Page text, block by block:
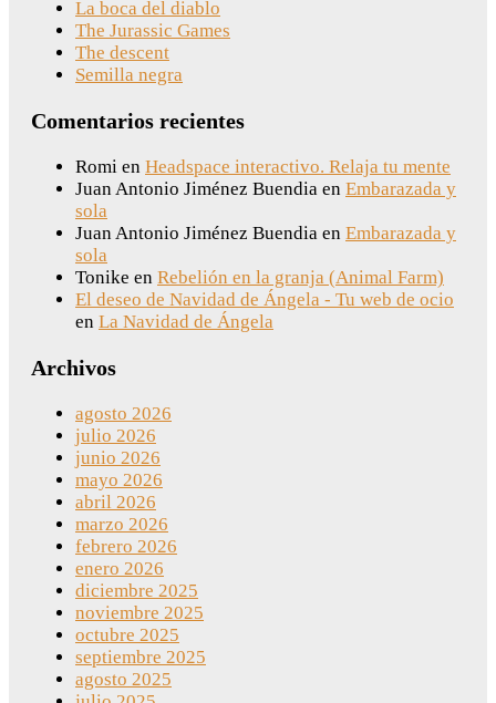
La boca del diablo
The Jurassic Games
The descent
Semilla negra
Comentarios recientes
Romi en Headspace interactivo. Relaja tu mente
Juan Antonio Jiménez Buendia en Embarazada y
sola
Juan Antonio Jiménez Buendia en Embarazada y
sola
Tonike en Rebelión en la granja (Animal Farm)
El deseo de Navidad de Ángela - Tu web de ocio
en La Navidad de Ángela
Archivos
agosto 2026
julio 2026
junio 2026
mayo 2026
abril 2026
marzo 2026
febrero 2026
enero 2026
diciembre 2025
noviembre 2025
octubre 2025
septiembre 2025
agosto 2025